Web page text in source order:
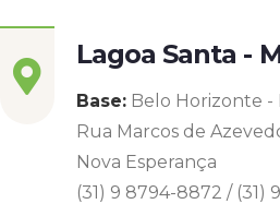
Lagoa Santa -
Base: Belo Horizonte -
Rua Marcos de
Nova Esperança
(31) 9 8794-8872 / (31)